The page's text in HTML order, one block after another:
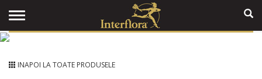
INAPOI LA TOATE PRODUSELE